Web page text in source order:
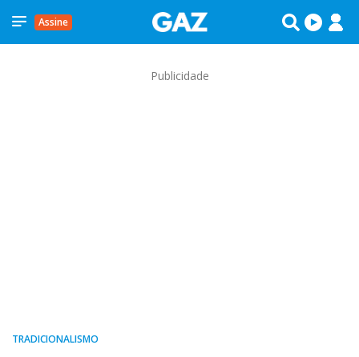
Assine
Publicidade
TRADICIONALISMO